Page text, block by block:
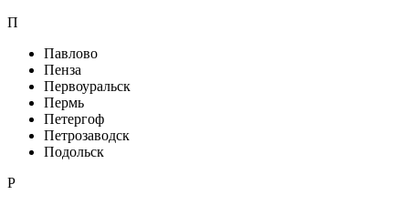
П
Павлово
Пенза
Первоуральск
Пермь
Петергоф
Петрозаводск
Подольск
Р